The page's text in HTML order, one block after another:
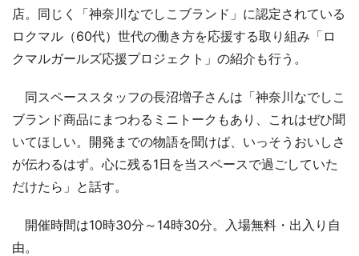
店。同じく「神奈川なでしこブランド」に認定されている
ロクマル（60代）世代の働き方を応援する取り組み「ロ
クマルガールズ応援プロジェクト」の紹介も行う。
同スペーススタッフの長沼増子さんは「神奈川なでしこ
ブランド商品にまつわるミニトークもあり、これはぜひ聞
いてほしい。開発までの物語を聞けば、いっそうおいしさ
が伝わるはず。心に残る1日を当スペースで過ごしていた
だけたら」と話す。
開催時間は10時30分～14時30分。入場無料・出入り自
由。